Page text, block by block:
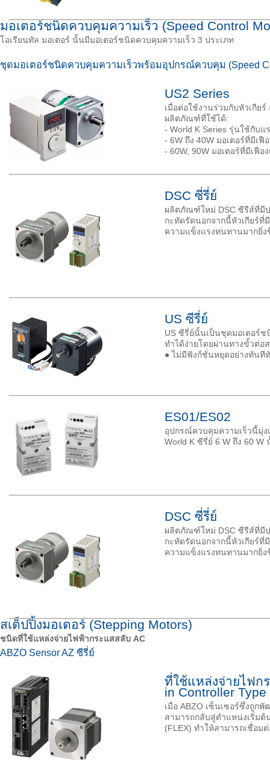
มอเตอร์ชนิดควบคุมความเร็ว (Speed Control
โอเรียนทัล มอเตอร์ นั้นมีมอเตอร์ชนิดควบคุมความเร็ว 3 ประเภท
ชุดมอเตอร์ชนิดควบคุมความเร็วพร้อมอุปกรณ์ควบคุม (Speed
US2 Series
เมื่อต่อใช้งานร่วมกับหัวเกีย
ผลิตภัณฑ์ที่ใช้ได้:
- World K Series รุ่นใช้กับแ
- 6W ถึง 40W มอเตอร์ที่มีเฟื
- 60W, 90W มอเตอร์ที่มีเฟือ
DSC ซี่รี่ย์
ผลิตภัณฑ์ใหม่ DSC ซีรีส์ที่มีป
กะทัดรัดนอกจากนี้หัวเกียร์ที่
ความแข็งแรงทนทานมากยิ่ง
US ซีรี่ย์
US ซีรี่ย์นั้นเป็นชุดมอเตอร์
ทำได้ง่ายโดยผ่านทางขั้วต่อ
● ไม่มีฟังก์ชั่นหยุดอย่างทันที
ES01/ES02
อุปกรณ์ควบคุมความเร็วนี้มุ่ง
World K ซีรี่ย์ 6 W ถึง 60
DSC ซี่รี่ย์
ผลิตภัณฑ์ใหม่ DSC ซีรีส์ที่มีป
กะทัดรัดนอกจากนี้หัวเกียร์ที่
ความแข็งแรงทนทานมากยิ่ง
สเต็ปปิ้งมอเตอร์ (Stepping Motors)
ชนิดที่ใช้แหล่งจ่ายไฟฟ้ากระแสสลับ AC
ABZO Sensor AZ ซีรี่ย์
ที่ใช้แหล่งจ่ายไฟก
in Controller Type
เมื่อ ABZO เซ็นเซอร์ซึ่งถูก
สามารถกลับสู่ตำแหน่งเริ่มต้
(FLEX) ทำให้สามารถเชื่อม